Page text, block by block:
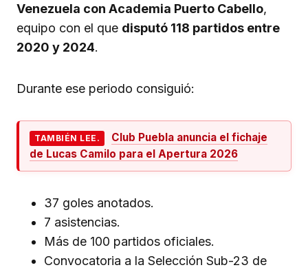
Venezuela con Academia Puerto Cabello,
equipo con el que disputó 118 partidos entre
2020 y 2024.
Durante ese periodo consiguió:
TAMBIÉN LEE.
Club Puebla anuncia el fichaje
de Lucas Camilo para el Apertura 2026
37 goles anotados.
7 asistencias.
Más de 100 partidos oficiales.
Convocatoria a la Selección Sub-23 de